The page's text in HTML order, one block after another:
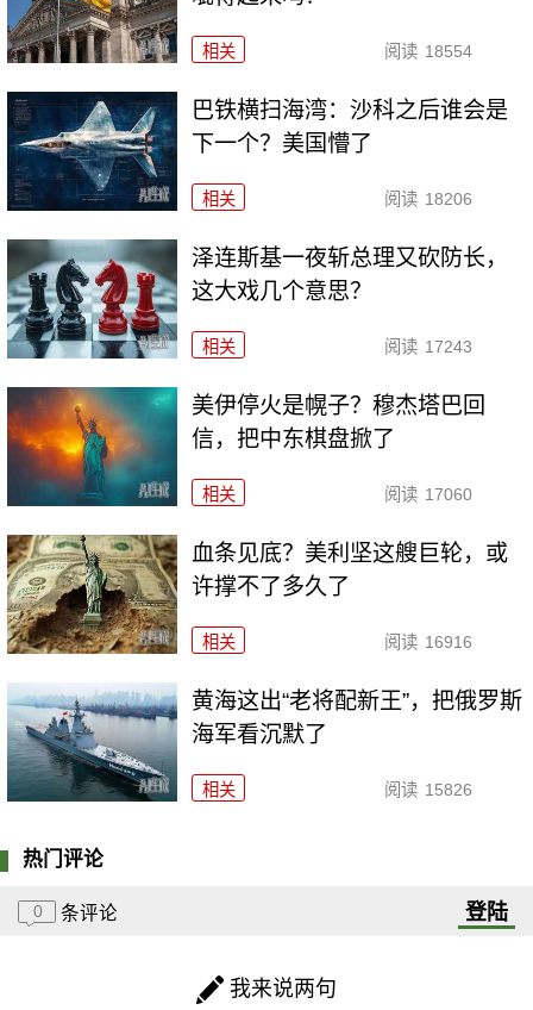
相关 阅读 18554
巴铁横扫海湾：沙科之后谁会是
下一个？美国懵了
相关 阅读 18206
泽连斯基一夜斩总理又砍防长，
这大戏几个意思？
相关 阅读 17243
美伊停火是幌子？穆杰塔巴回
信，把中东棋盘掀了
相关 阅读 17060
血条见底？美利坚这艘巨轮，或
许撑不了多久了
相关 阅读 16916
黄海这出“老将配新王”，把俄罗斯
海军看沉默了
相关 阅读 15826
热门评论
0 条评论 登陆
我来说两句